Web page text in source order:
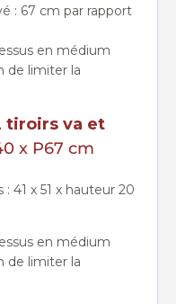
: 67 cm par rapport
en médium
de limiter la
tiroirs va et
x P67 cm
41 x 51 x hauteur 20
en médium
de limiter la